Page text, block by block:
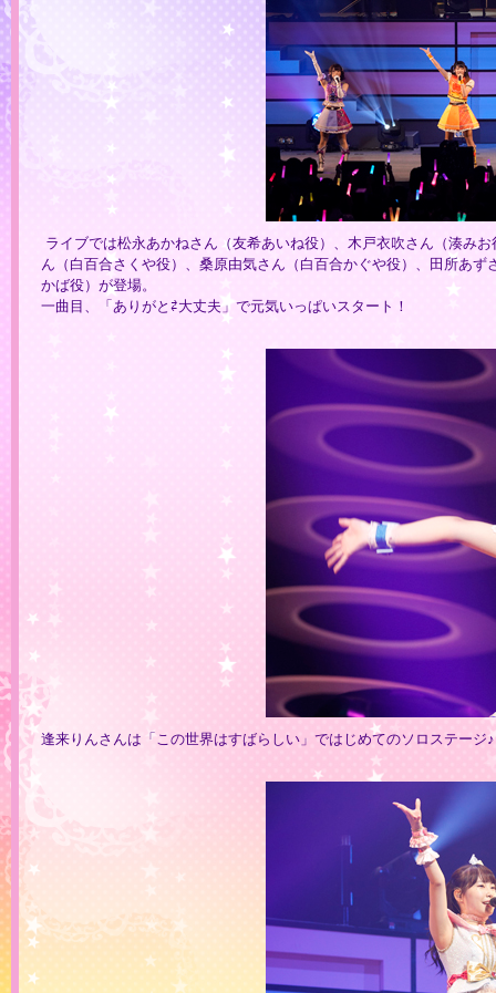
ライブでは松永あかねさん（友希あいね役）、木戸衣吹さん（湊み
ん（白百合さくや役）、桑原由気さん（白百合かぐや役）、田所あ
かば役）が登場。
一曲目、「ありがと⇄大丈夫」で元気いっぱいスタート！
逢来りんさんは「この世界はすばらしい」ではじめてのソロステージ♪